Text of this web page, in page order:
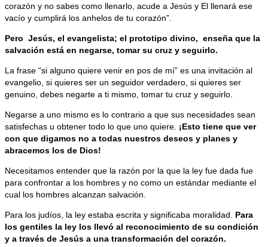
corazón y no sabes como llenarlo, acude a Jesús y El llenará ese
vacío y cumplirá los anhelos de tu corazón”.
Pero Jesús, el evangelista; el prototipo divino, enseña que la
salvación está en negarse, tomar su cruz y seguirlo.
La frase “si alguno quiere venir en pos de mí” es una invitación al
evangelio, si quieres ser un seguidor verdadero, si quieres ser
genuino, debes negarte a ti mismo, tomar tu cruz y seguirlo.
Negarse a uno mismo es lo contrario a que sus necesidades sean
satisfechas u obtener todo lo que uno quiere. ¡Esto tiene que ver
con que digamos no a todas nuestros deseos y planes y
abracemos los de Dios!
Necesitamos entender que la razón por la que la ley fue dada fue
para confrontar a los hombres y no como un estándar mediante el
cual los hombres alcanzan salvación.
Para los judíos, la ley estaba escrita y significaba moralidad. Para
los gentiles la ley los llevó al reconocimiento de su condición
y a través de Jesús a una transformación del corazón.